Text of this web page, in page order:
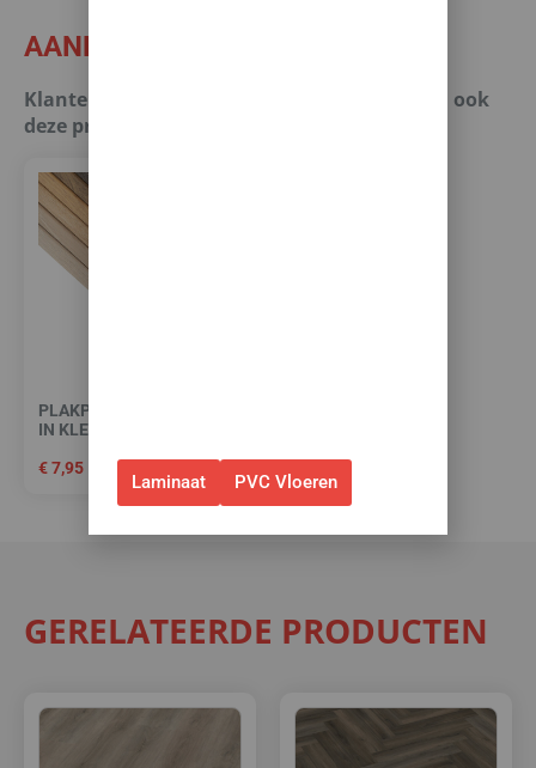
AANBEVOLEN PRODUCTEN
Klanten die dit kochten, kochten of bekeken ook
deze producten.
PLAKPLINT (BIJPASSEND
IN KLEUR)
€7,95
GERELATEERDE PRODUCTEN
Laminaat PVC Vloeren